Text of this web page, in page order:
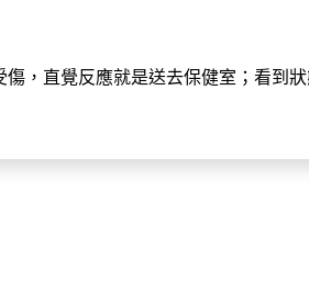
，直覺反應就是送去保健室；看到